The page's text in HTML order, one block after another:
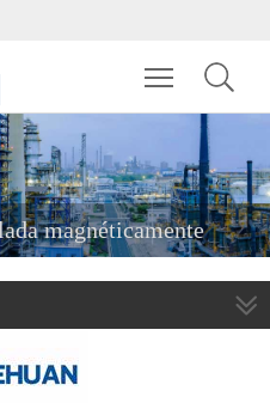
Toggle
magnéticamente